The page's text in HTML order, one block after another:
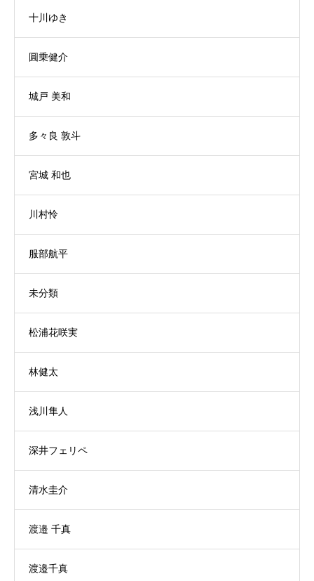
十川ゆき
圓乗健介
城戸 美和
多々良 敦斗
宮城 和也
川村怜
服部航平
未分類
松浦花咲実
林健太
浅川隼人
深井フェリペ
清水圭介
渡邉 千真
渡邉千真